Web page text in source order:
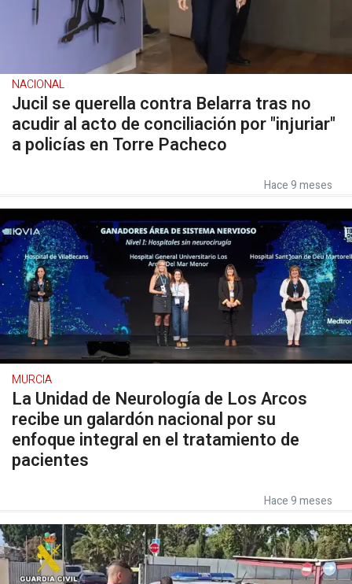
NACIONAL
Jucil se querella contra Belarra tras no
acudir al acto de conciliación por "injuriar"
a policías en Torre Pacheco
Hace 9 meses
MURCIA
La Unidad de Neurología de Los Arcos
recibe un galardón nacional por su
enfoque integral en el tratamiento de
pacientes
Hace 9 meses